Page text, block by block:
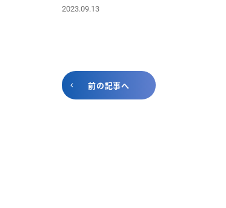
2023.09.13
前の記事へ